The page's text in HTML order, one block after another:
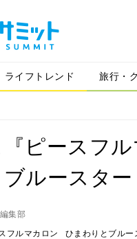
ライフトレンド 旅行・
ピースフ
ルースター
集部
フルマカロン ひまわりとブルー